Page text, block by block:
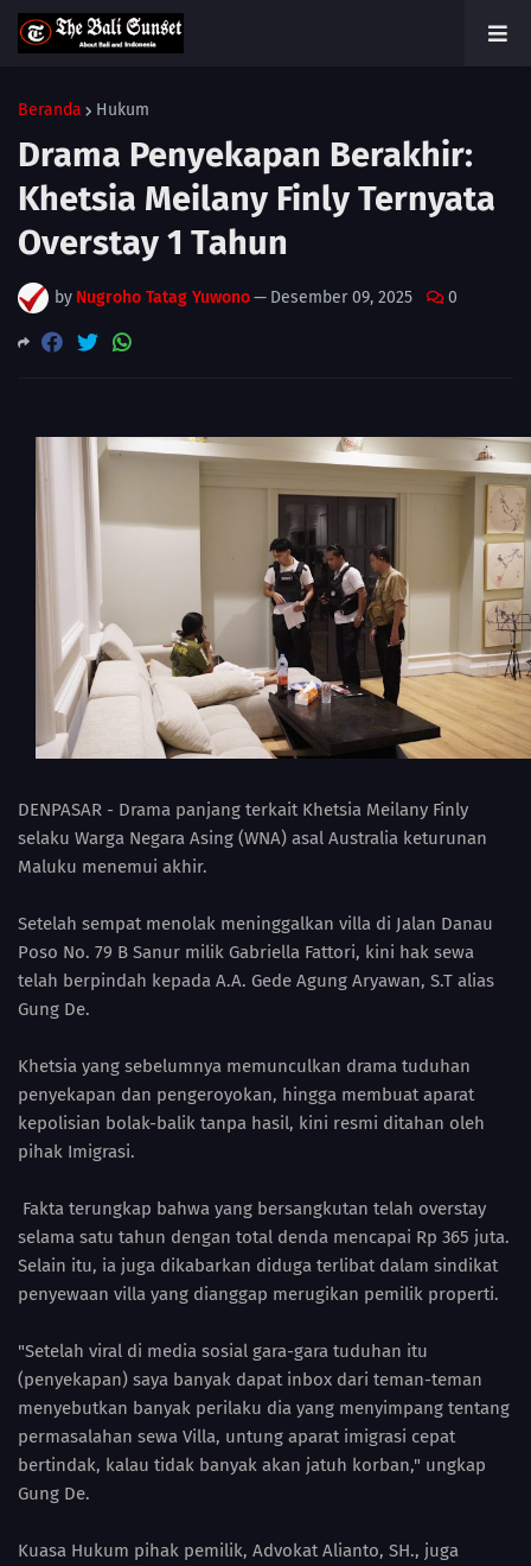
Beranda Hukum
Drama Penyekapan Berakhir:
Khetsia Meilany Finly Ternyata
Overstay 1 Tahun
by Nugroho Tatag Yuwono— Desember 09, 2025 0
DENPASAR - Drama panjang terkait Khetsia Meilany Finly
selaku Warga Negara Asing (WNA) asal Australia keturunan
Maluku menemui akhir.
Setelah sempat menolak meninggalkan villa di Jalan Danau
Poso No. 79 B Sanur milik Gabriella Fattori, kini hak sewa
telah berpindah kepada A.A. Gede Agung Aryawan, S.T alias
Gung De.
Khetsia yang sebelumnya memunculkan drama tuduhan
penyekapan dan pengeroyokan, hingga membuat aparat
kepolisian bolak-balik tanpa hasil, kini resmi ditahan oleh
pihak Imigrasi.
Fakta terungkap bahwa yang bersangkutan telah overstay
selama satu tahun dengan total denda mencapai Rp 365 juta.
Selain itu, ia juga dikabarkan diduga terlibat dalam sindikat
penyewaan villa yang dianggap merugikan pemilik properti.
"Setelah viral di media sosial gara-gara tuduhan itu
(penyekapan) saya banyak dapat inbox dari teman-teman
menyebutkan banyak perilaku dia yang menyimpang tentang
permasalahan sewa Villa, untung aparat imigrasi cepat
bertindak, kalau tidak banyak akan jatuh korban," ungkap
Gung De.
Kuasa Hukum pihak pemilik, Advokat Alianto, SH., juga